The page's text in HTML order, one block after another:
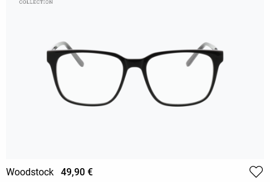
Woodstock 49,90 €